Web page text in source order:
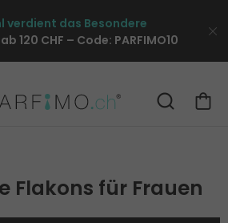
verdient das Besondere
120 CHF – Code: PARFIMO10
Flakons für Frauen